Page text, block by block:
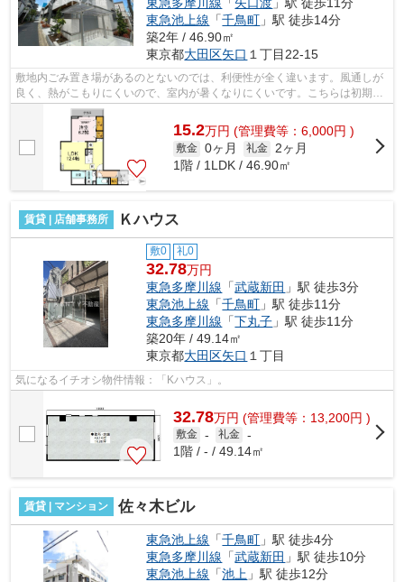
東急池上線 「千鳥町 」駅 徒歩14分
築2年 / 46.90㎡
東京都大田区矢口 １丁目22-15
敷地内ごみ置き場があるのとないのでは、利便性が全く違います。風通しが
良く、熱がこもりにくいので、室内が暑くなりにくいです。こちらは初期費
用をカードでお支払いいただける物件...
15.2万円 (管理費等：6,000円 )
敷金 0ヶ月 礼金
2ヶ月
1階 / 1LDK / 46.90㎡
賃貸 | 店舗事務所 Ｋハウス
敷0 礼0
32.78万円
東急多摩川線 「武蔵新田 」駅 徒歩3分
東急池上線 「千鳥町 」駅 徒歩11分
東急多摩川線 「下丸子 」駅 徒歩11分
築20年 / 49.14㎡
東京都大田区矢口 １丁目
気になるイチオシ物件情報：「Kハウス」。
32.78万円 (管理費等：13,200円 )
敷金 - 礼金 -
1階 / - / 49.14㎡
賃貸 | マンション 佐々木ビル
東急池上線 「千鳥町 」駅 徒歩4分
東急多摩川線 「武蔵新田 」駅 徒歩10分
東急池上線 「池上 」駅 徒歩12分